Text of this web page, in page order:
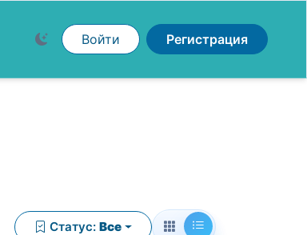
Войти Регистрация
Статус: Все